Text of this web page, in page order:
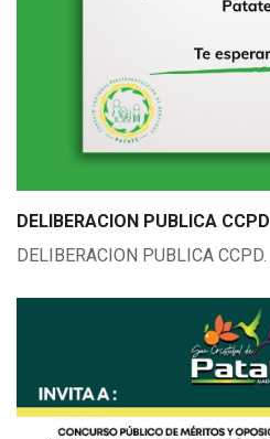
DELIBERACION PUBLICA CCPD
DELIBERACION PUBLICA CCPD.